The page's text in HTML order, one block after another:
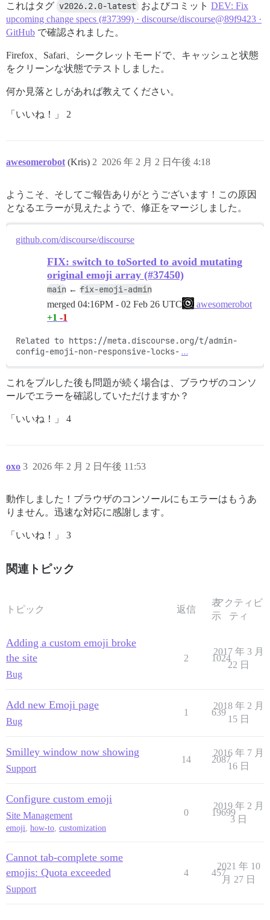
これはタグ v2026.2.0-latest およびコミット DEV: Fix
upcoming change specs (#37399) · discourse/discourse@89f9423 ·
GitHub で確認されました。
Firefox、Safari、シークレットモードで、キャッシュと状態
をクリーンな状態でテストしました。
何か見落としがあれば教えてください。
「いいね！」 2
awesomerobot (Kris) 2026 年 2 月 2 日午後 4:18
2
ようこそ、そしてご報告ありがとうございます！この原因
となるエラーが見えたようで、修正をマージしました。
github.com/discourse/discourse
FIX: switch to toSorted to avoid mutating
original emoji array (#37450)
main ← fix-emoji-admin
merged 04:16PM - 02 Feb 26 UTC
awesomerobot
+1 -1
Related to https://meta.discourse.org/t/admin-
config-emoji-non-responsive-locks- …
これをプルした後も問題が続く場合は、ブラウザのコンソ
ールでエラーを確認していただけますか？
「いいね！」 4
oxo 2026 年 2 月 2 日午後 11:53
3
動作しました！ブラウザのコンソールにもエラーはもうあ
りません。迅速な対応に感謝します。
「いいね！」 3
関連トピック
トピック 返信
表
示
アクティビ
ティ
Adding a custom emoji broke
the site
Bug
2 1024
2017 年 3 月
22 日
Add new Emoji page
Bug
1 639
2018 年 2 月
15 日
Smilley window now showing
Support
14 2087
2016 年 7 月
16 日
Configure custom emoji
Site Management
emoji, how-to, customization
0 19699
2019 年 2 月
3 日
Cannot tab-complete some
emojis: Quota exceeded
Support
4 457
2021 年 10
月 27 日